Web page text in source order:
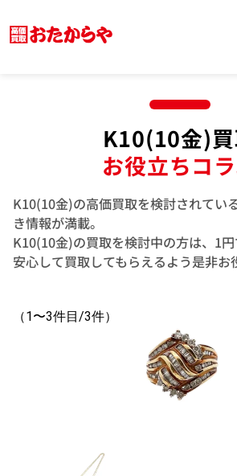
K10(10金)
お役立ちコ
K10(10金)の高価買取を検討されてい
き情報が満載。
K10(10金)の買取を検討中の方は、1
安心して買取してもらえるよう是非お
（1〜3件目/3件）